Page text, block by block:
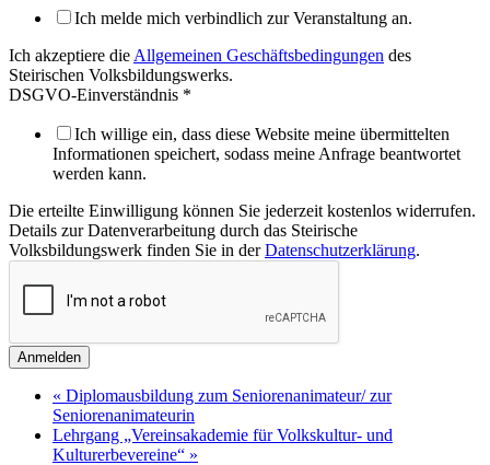
Ich melde mich verbindlich zur Veranstaltung an.
Ich akzeptiere die Allgemeinen Geschäftsbedingungen des
Steirischen Volksbildungswerks.
DSGVO-Einverständnis *
Ich willige ein, dass diese Website meine übermittelten
Informationen speichert, sodass meine Anfrage beantwortet
werden kann.
Die erteilte Einwilligung können Sie jederzeit kostenlos widerrufen.
Details zur Datenverarbeitung durch das Steirische
Volksbildungswerk finden Sie in derDatenschutzerklärung.
Anmelden
« Diplomausbildung zum Seniorenanimateur/ zur
Seniorenanimateurin
Lehrgang „Vereinsakademie für Volkskultur- und
Kulturerbevereine“ »